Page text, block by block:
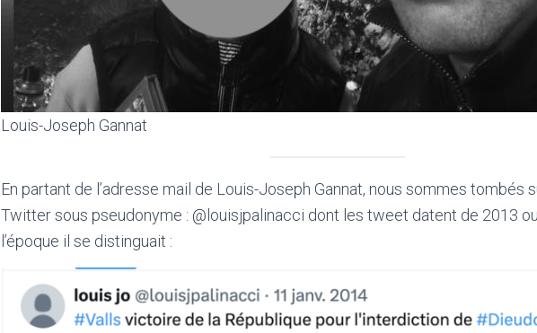
Louis-Joseph Gannat
En partant de l’adresse mail de Louis-Joseph Gannat, nous sommes tombés
Twitter sous pseudonyme : @louisjpalinacci dont les tweet datent de 2013
l’époque il se distinguait :